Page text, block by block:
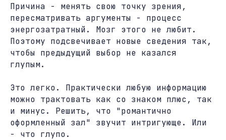
Причина - менять свою точку зрения,
пересматривать аргументы - процесс
энергозатратный. Мозг этого не любит.
Поэтому подсвечивает новые сведения так,
чтобы предыдущий выбор не казался
глупым.
Это легко. Практически любую информацию
можно трактовать как со знаком плюс, так
и минус. Решить, что "романтично
оформленный зал" звучит интригующе. Или
- что глупо.